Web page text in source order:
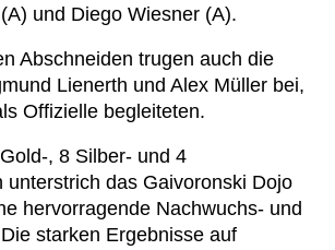
und Diego Wiesner (A).
Abschneiden trugen auch die
Lienerth und Alex Müller bei,
Offizielle begleiteten.
, 8 Silber- und 4
unterstrich das Gaivoronski Dojo
hervorragende Nachwuchs- und
starken Ergebnisse auf